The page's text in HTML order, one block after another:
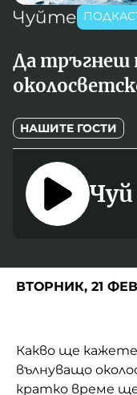
Нашите
Приказки
Музикална
От соул до
Междучасие
Къщата
Като
Игри
Кои сме ние?
За вас,
БНР
БНР
Архивен фонд
Чуйте
Да тръгнеш
НАШИТЕ ГОСТИ
Чуй
ВТОРНИК, 21
Какво ще
вълнуващо
кратко време